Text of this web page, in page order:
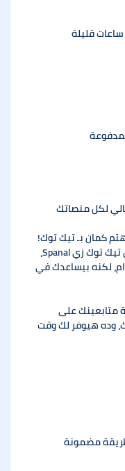
لكل منصاتك
كمان بـ تيك توك!
وهنا بتيجي أهمية موقع زيادة متابعين تيك توك زي Spanal،
لكنه بيساعدك في
متابعينك على
وده هيوفر لك وقت
مضمونة